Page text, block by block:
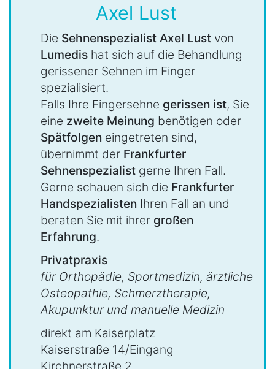
Axel Lust
Die Sehnenspezialist Axel Lust von
Lumedis hat sich auf die Behandlung
gerissener Sehnen im Finger
spezialisiert.
Falls Ihre Fingersehne gerissen ist, Sie
eine zweite Meinung benötigen oder
Spätfolgen eingetreten sind,
übernimmt der Frankfurter
Sehnenspezialist gerne Ihren Fall.
Gerne schauen sich die Frankfurter
Handspezialisten Ihren Fall an und
beraten Sie mit ihrer großen
Erfahrung.
Privatpraxis
für Orthopädie, Sportmedizin, ärztliche
Osteopathie, Schmerztherapie,
Akupunktur und manuelle Medizin
direkt am Kaiserplatz
Kaiserstraße 14/Eingang
Kirchnerstraße 2